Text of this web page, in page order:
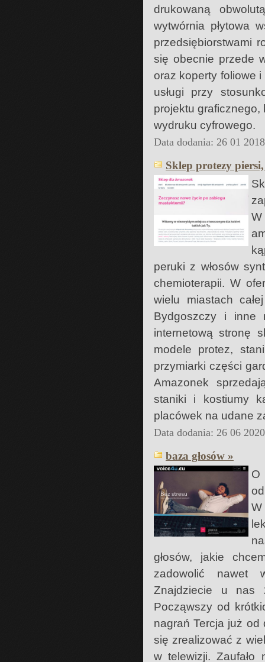
drukowaną
wytwórnia płytowa
przedsiębiorstwami
się obecnie przede
oraz koperty foliowe
usługi przy
projektu
wydruku cyfrowego.
Data dodania: 26 01
Sklep protezy
W
peruki z włosów
chemioterapii. W
wielu miastach
Bydgoszczy i inne
internetową stronę
modele protez,
przymiarki części
Amazonek
staniki i kostiumy
placówek na udane
Data dodania: 26 06
baza głosów »
O
głosów, jakie
zadowolić nawet
Znajdziecie u nas
Począwszy od
nagrań Tercja już od
się zrealizować z
w telewizji.